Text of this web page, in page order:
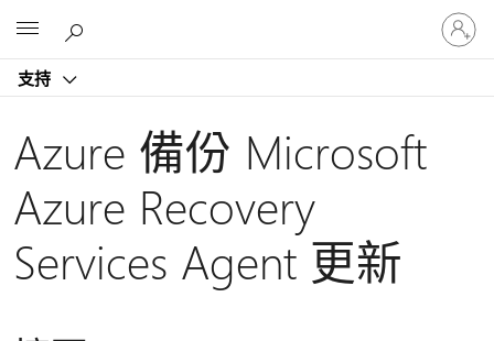
支持
登
入
您
Azure 備份 Microsoft
Azure Recovery
Services Agent 更新